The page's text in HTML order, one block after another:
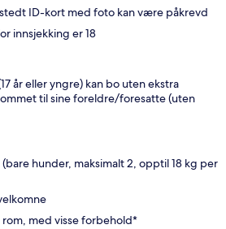
ID-kort med foto kan være påkrevd
innsjekking er 18
år eller yngre) kan bo uten ekstra
til sine foreldre/foresatte (uten
hunder, maksimalt 2, opptil 18 kg per
rom, med visse forbehold*